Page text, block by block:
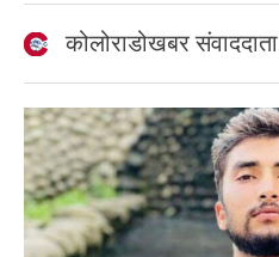
कोलोराडोखबर संवाददाता